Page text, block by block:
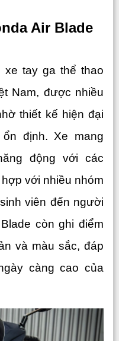
Air Blade
xe tay ga thể thao
Nam, được nhiều
thiết kế hiện đại
định. Xe mang
động với các
với nhiều nhóm
viên đến người
còn ghi điểm
và màu sắc, đáp
càng cao của